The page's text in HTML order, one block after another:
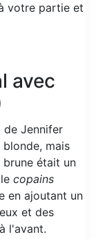
votre partie et
avec
de Jennifer
mais
était un
copains
en ajoutant un
et des
l'avant.